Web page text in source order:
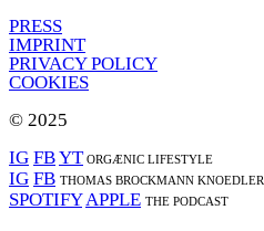
PRESS
IMPRINT
PRIVACY POLICY
COOKIES
© 2025
IG FBYTORGÆNIC LIFESTYLE
IG FB THOMAS BROCKMANN KNOEDLER
SPOTIFY APPLE THE PODCAST